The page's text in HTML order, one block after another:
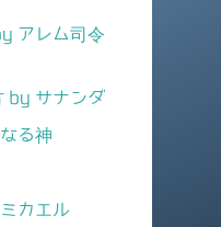
アレム司令
by サナンダ
る神
カエル